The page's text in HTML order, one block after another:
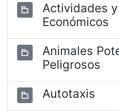
Actividades
Económicos
Animales
Peligrosos
Autotaxis